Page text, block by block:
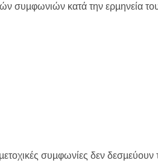
συµφωνιών κατά την ερµηνεία
συµφωνίες δεν